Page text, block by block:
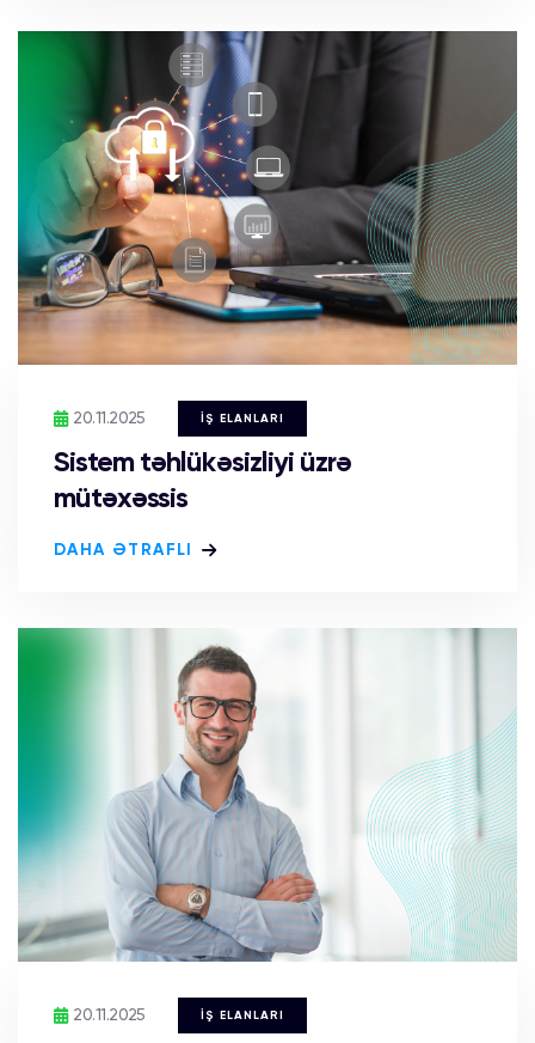
20.11.2025 İŞ ELANLARI
Sistem təhlükəsizliyi üzrə
mütəxəssis
DAHA ƏTRAFLI
20.11.2025 İŞ ELANLARI